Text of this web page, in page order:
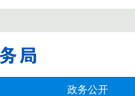
政务公开